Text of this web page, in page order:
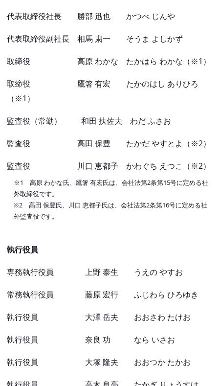
代表取締役社長 勝部 迅也 かつべ じんや
代表取締役副社長 相馬 粛一 そうま よしかず
取締役 高原 わかな たかはら わかな（※1）
取締役 鷹箸 有宏 たかのはし ありひろ
（※1）
監査役（常勤） 和田 扶佐夫 わだ ふさお
監査役 高田 保豊 たかだ やすとよ（※2）
監査役 川口 恵都子 かわぐち えつこ（※2）
※1 高原 わかな氏、鷹箸 有宏氏は、会社法第2条第15号に定める社
外取締役です。
※2 高田 保豊氏、
川口 恵都子氏は、会社法第2条第16号に定める社
外監査役です。
執行役員
専務執行役員 上野 泰生 うえの やすお
常務執行役員 藤原 宏行 ふじわら ひろゆき
執行役員 大澤 岳夫 おおさわ たけお
執行役員 奈良 功 なら いさお
執行役員 大塚 隆夫 おおつか たかお